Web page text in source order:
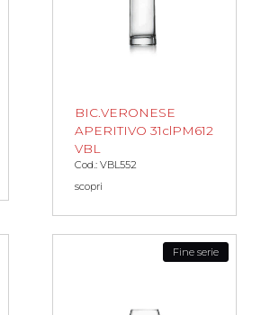
BIC.VERONESE
APERITIVO 31clPM612
VBL
Cod.: VBL552
scopri
Fine serie